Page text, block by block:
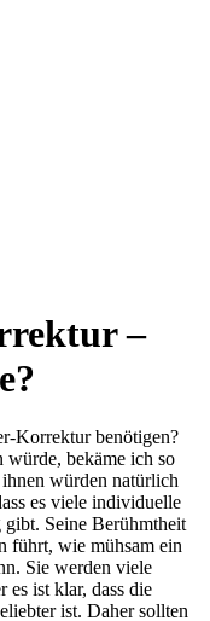
–
Korrektur benötigen?
würde, bekäme ich so
würden natürlich
es viele individuelle
Seine Berühmtheit
führt, wie mühsam ein
Sie werden viele
es ist klar, dass die
ist. Daher sollten